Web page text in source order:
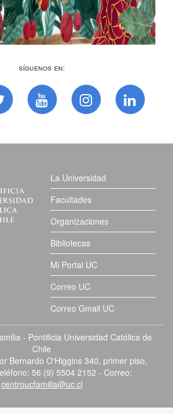
Síguenos en:
La Universidad
Facultades
Organizaciones
Bibliotecas
Mi Portal UC
Correo UC
Correo Gmail UC
- Pontificia Universidad Católica de
Chile
Bernardo O'Higgins 340, primer piso,
56 (9) 5504 2152 - Correo:
centroucfamilia@uc.cl